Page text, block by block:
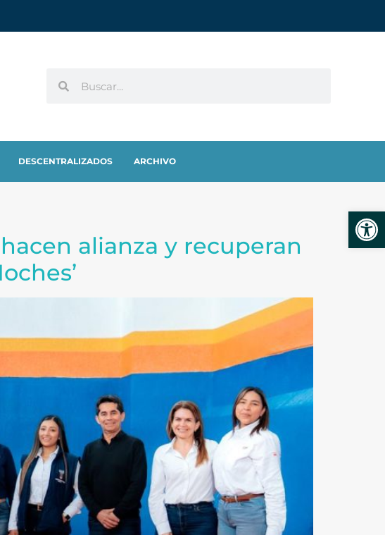
DESCENTRALIZADOS ARCHIVO
alianza y recuperan